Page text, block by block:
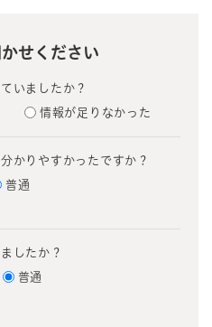
せください
いましたか？
情報が足りなかった
かりやすかったですか？
普通
したか？
普通